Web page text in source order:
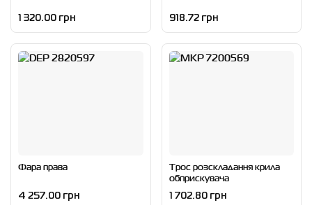
1 320.00 грн 918.72 грн
Фара права
4 257.00 грн
Трос розскладання крила
обприскувача
1 702.80 грн